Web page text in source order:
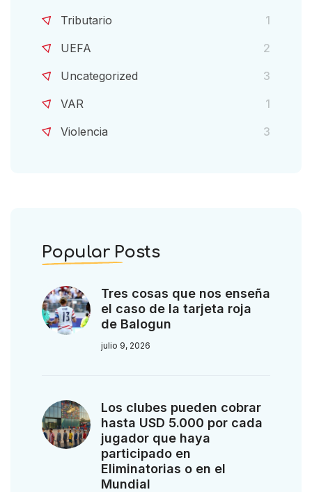
Tributario
1
UEFA
2
Uncategorized
3
VAR
1
Violencia
3
Popular Posts
Tres cosas que nos enseña
el caso de la tarjeta roja
de Balogun
julio 9, 2026
Los clubes pueden cobrar
hasta USD 5.000 por cada
jugador que haya
participado en
Eliminatorias o en el
Mundial